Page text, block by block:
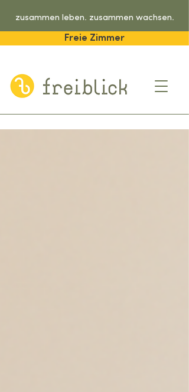
Freie Zimmer
zusammen leben. zusammen wachsen.